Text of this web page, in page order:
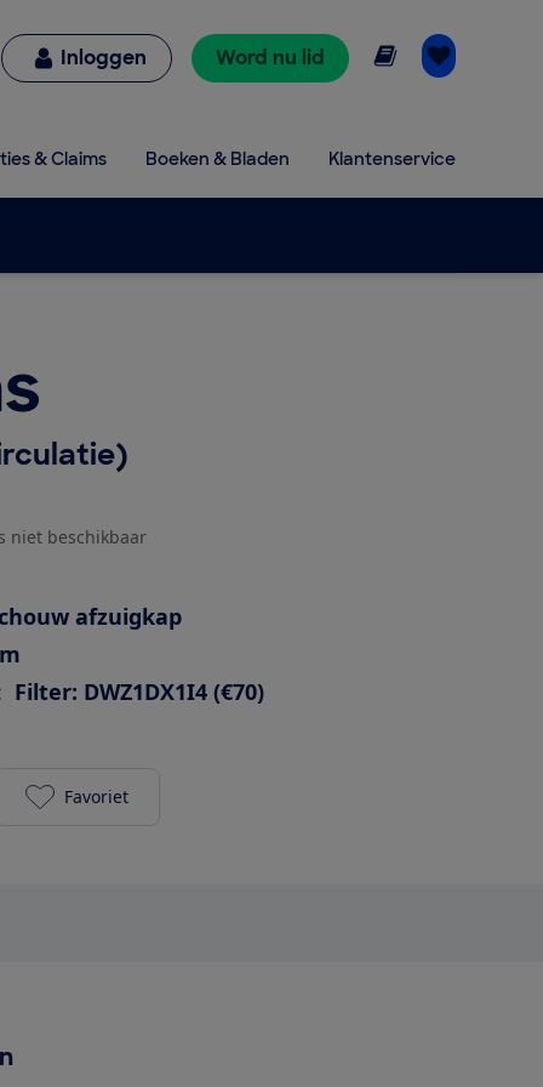
Inloggen Word nu lid Online lezen
& Claims Boeken & Bladen Klantenservice
niet beschikbaar
afzuigkap
Filter: DWZ1DX1I4 (€70)
Siemens LC96BBM65 (recirculatie) toevoegen aan
Favoriet